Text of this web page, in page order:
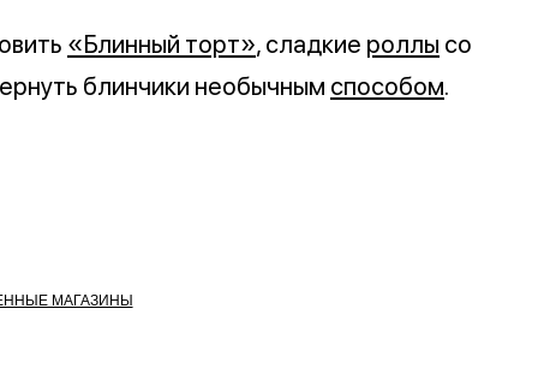
«Блинный торт», сладкие роллы со
блинчики необычным способом.
МАГАЗИНЫ